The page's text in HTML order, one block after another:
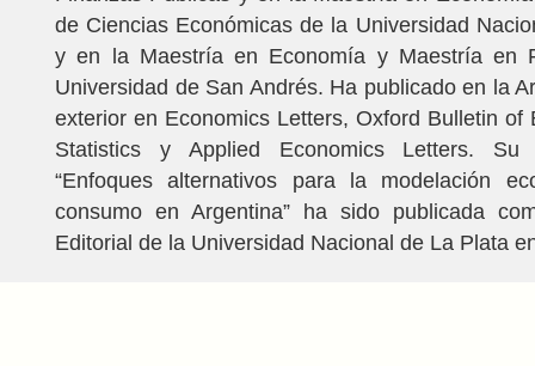
de Ciencias Económicas de la Universidad
y en la Maestría en Economía y Maestría en
Universidad de San Andrés. Ha publicado en la
exterior en Economics Letters, Oxford Bulletin of
Statistics y Applied Economics Letters. Su
“Enfoques alternativos para la modelación
consumo en Argentina” ha sido publicada
Editorial de la Universidad Nacional de La Plata